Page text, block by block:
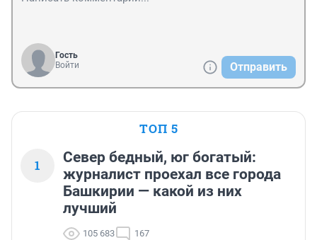
Гость
Войти
Отправить
ТОП 5
1
Север бедный, юг богатый:
журналист проехал все города
Башкирии — какой из них
лучший
105 683 167